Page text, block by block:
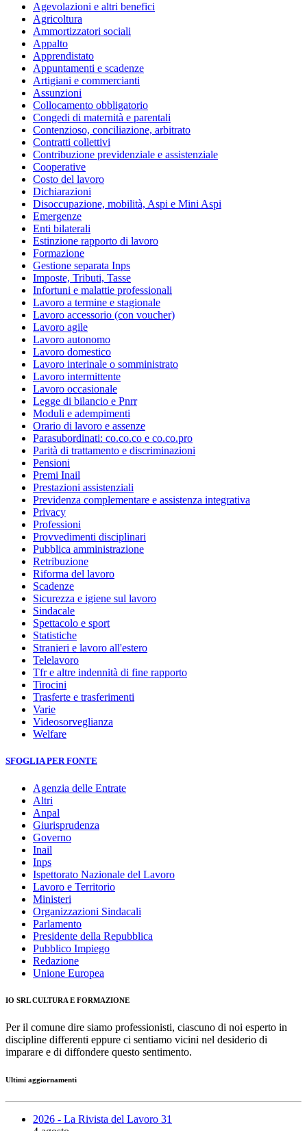
Agevolazioni e altri benefici
Agricoltura
Ammortizzatori sociali
Appalto
Apprendistato
Appuntamenti e scadenze
Artigiani e commercianti
Assunzioni
Collocamento obbligatorio
Congedi di maternità e parentali
Contenzioso, conciliazione, arbitrato
Contratti collettivi
Contribuzione previdenziale e assistenziale
Cooperative
Costo del lavoro
Dichiarazioni
Disoccupazione, mobilità, Aspi e Mini Aspi
Emergenze
Enti bilaterali
Estinzione rapporto di lavoro
Formazione
Gestione separata Inps
Imposte, Tributi, Tasse
Infortuni e malattie professionali
Lavoro a termine e stagionale
Lavoro accessorio (con voucher)
Lavoro agile
Lavoro autonomo
Lavoro domestico
Lavoro interinale o somministrato
Lavoro intermittente
Lavoro occasionale
Legge di bilancio e Pnrr
Moduli e adempimenti
Orario di lavoro e assenze
Parasubordinati: co.co.co e co.co.pro
Parità di trattamento e discriminazioni
Pensioni
Premi Inail
Prestazioni assistenziali
Previdenza complementare e assistenza integrativa
Privacy
Professioni
Provvedimenti disciplinari
Pubblica amministrazione
Retribuzione
Riforma del lavoro
Scadenze
Sicurezza e igiene sul lavoro
Sindacale
Spettacolo e sport
Statistiche
Stranieri e lavoro all'estero
Telelavoro
Tfr e altre indennità di fine rapporto
Tirocini
Trasferte e trasferimenti
Varie
Videosorveglianza
Welfare
SFOGLIA PER FONTE
Agenzia delle Entrate
Altri
Anpal
Giurisprudenza
Governo
Inail
Inps
Ispettorato Nazionale del Lavoro
Lavoro e Territorio
Ministeri
Organizzazioni Sindacali
Parlamento
Presidente della Repubblica
Pubblico Impiego
Redazione
Unione Europea
IO SRL CULTURA E FORMAZIONE
Per il comune dire siamo professionisti, ciascuno di noi esperto in
discipline differenti eppure ci sentiamo vicini nel desiderio di
imparare e di diffondere questo sentimento.
Ultimi aggiornamenti
2026 - La Rivista del Lavoro 31